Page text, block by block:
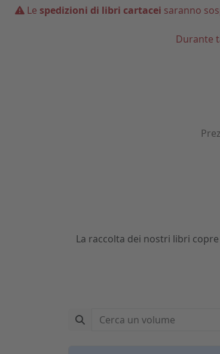
Le spedizioni di libri cartacei saranno
Durante
La raccolta dei nostri libri